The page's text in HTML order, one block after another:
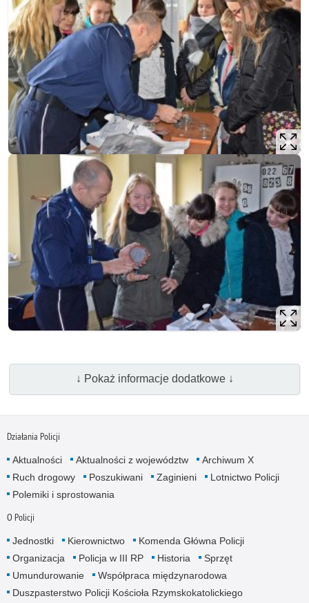
↓ Pokaż informacje dodatkowe ↓
Działania Policji
Aktualności Aktualności z województw
Archiwum X
Ruch drogowy
Poszukiwani Zaginieni
Lotnictwo Policji
Polemiki i sprostowania
O Policji
Jednostki Kierownictwo
Komenda Główna Policji
Organizacja
Policja w III RP Historia
Sprzęt
Umundurowanie
Współpraca międzynarodowa
Duszpasterstwo Policji Kościoła Rzymskokatolickiego